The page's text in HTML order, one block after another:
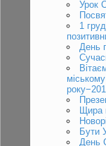
Урок
1
День
Щира
Бути
День